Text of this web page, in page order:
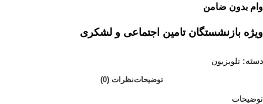
وام بدون ضامن
ویژه بازنشستگان تامین اجتماعی و لشکری
دسته: تلویزیون
توضیحاتنظرات (0)
توضیحات